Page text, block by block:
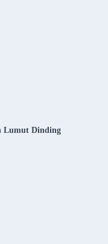
Lumut Dinding